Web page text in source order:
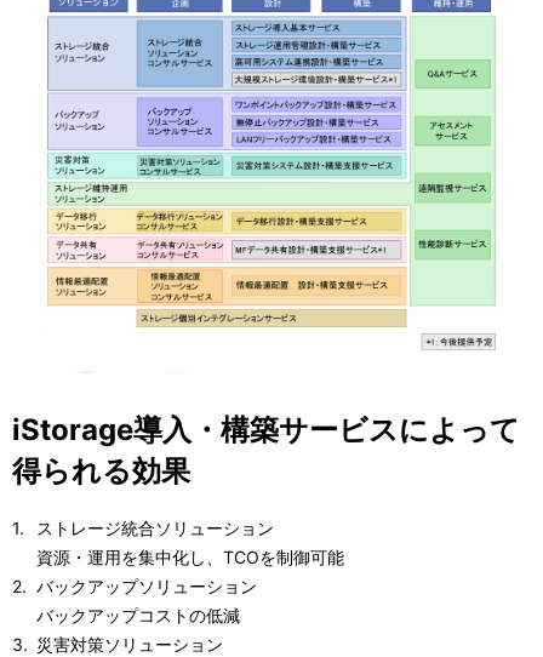
iStorage導入・構築サービスによって
得られる効果
ストレージ統合ソリューション
資源・運用を集中化し、TCOを制御可能
バックアップソリューション
バックアップコストの低減
災害対策ソリューション